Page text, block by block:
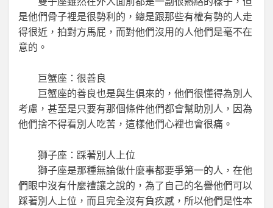
是他們骨子裡是很勢利的，總是跟那些有權有勢的人走
得很近，拍對方馬屁，而對他們沒用的人他們是毫不在
意的。
巨蟹座：很善良
巨蟹座的善良也是與生俱來的，他們很懂得為別人
考慮，甚至是只要有那個條件他們都會幫助別人，因為
他們捨不得看別人吃苦，這樣他們心裡也會很痛。
獅子座：踩著別人上位
獅子座是那種無論做什麼事都要爭第一的人，在他
們眼中沒有什麼禮讓之說的，為了自己的名譽他們可以
踩著別人上位，而且完全沒有負疚感，所以他們是性本